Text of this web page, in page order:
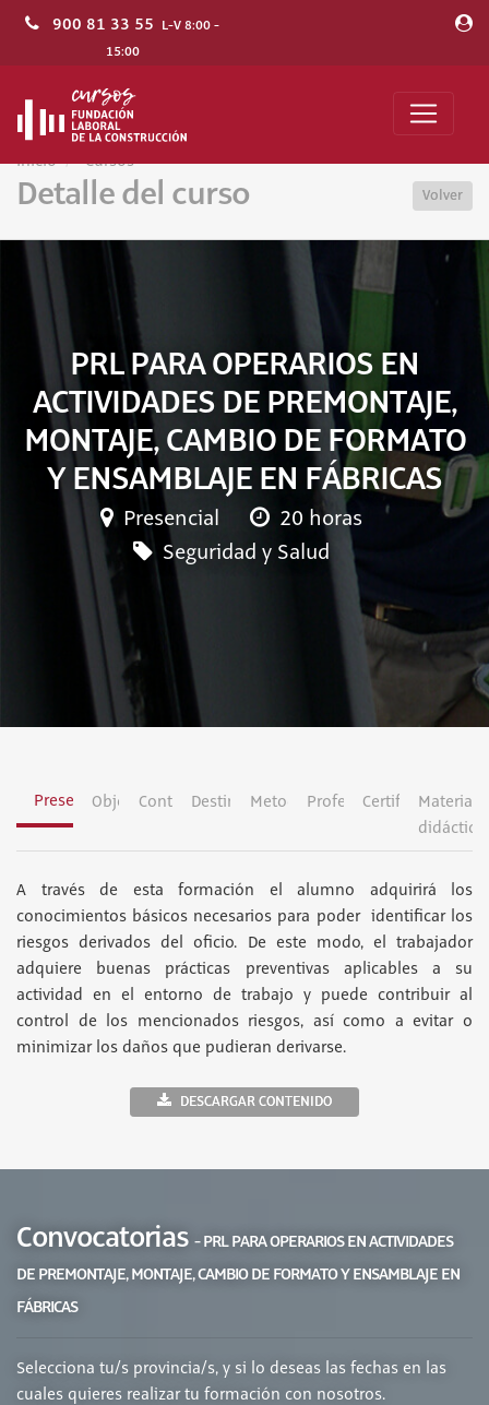
900 81 33 55 L-V 8:00 -
15:00
Inicio Cursos
Detalle del curso Volver
PRL PARA OPERARIOS EN
ACTIVIDADES DE PREMONTAJE,
MONTAJE, CAMBIO DE FORMATO
Y ENSAMBLAJE EN FÁBRICAS
Presencial
20 horas
Seguridad y Salud
PresentaciónObjetivosContenidosDestinatariosMetodologíaProfesoradoCertificación
Material
didáctico
A través de esta formación el alumno adquirirá los
conocimientos básicos necesarios para poder identificar los
riesgos derivados del oficio. De este modo, el trabajador
adquiere buenas prácticas preventivas aplicables a su
actividad en el entorno de trabajo y puede contribuir al
control de los mencionados riesgos, así como a evitar o
minimizar los daños que pudieran derivarse.
DESCARGAR CONTENIDO
Convocatorias - PRL PARA OPERARIOS EN ACTIVIDADES
DE PREMONTAJE, MONTAJE, CAMBIO DE FORMATO Y ENSAMBLAJE EN
FÁBRICAS
Selecciona tu/s provincia/s, y si lo deseas las fechas en las
cuales quieres realizar tu formación con nosotros.